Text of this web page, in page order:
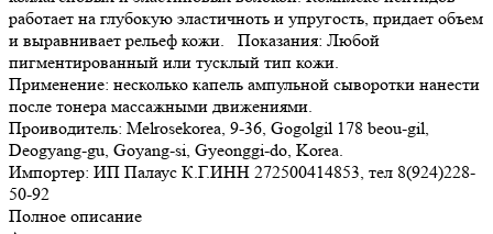
работает на глубокую эластичноть и упругость, придает объем
и выравнивает рельеф кожи. Показания: Любой
пигментированный или тусклый тип кожи.
Применение: несколько капель ампульной сыворотки нанести
после тонера массажными движениями.
Проиводитель: Melrosekorea, 9-36, Gogolgil 178 beou-gil,
Deogyang-gu, Goyang-si, Gyeonggi-do, Korea.
Импортер: ИП Палаус К.Г.ИНН 272500414853, тел 8(924)228-
50-92
Полное описание